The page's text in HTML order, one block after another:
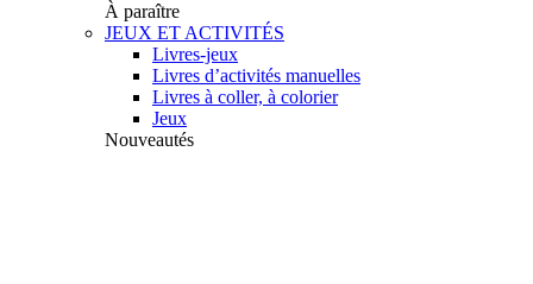
À paraître
JEUX ET ACTIVITÉS
Livres-jeux
Livres d’activités manuelles
Livres à coller, à colorier
Jeux
Nouveautés